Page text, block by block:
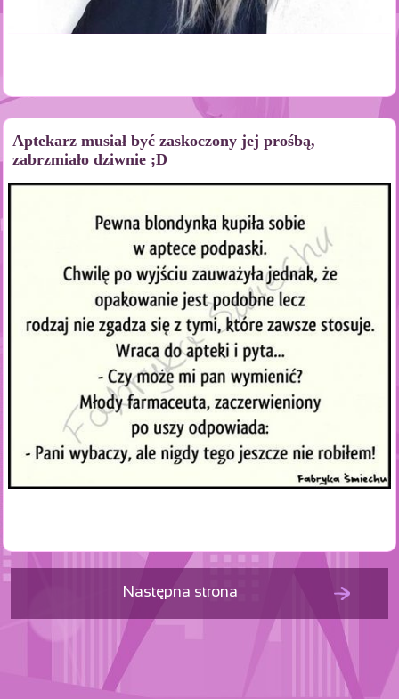
Aptekarz musiał być zaskoczony jej prośbą,
zabrzmiało dziwnie ;D
Następna strona